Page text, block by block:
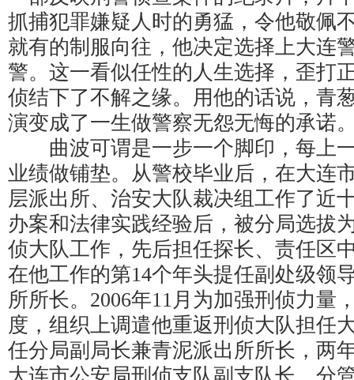
抓捕犯罪嫌疑人时的勇猛，令他敬佩
就有的制服向往，他决定选择上大连
警。这一看似任性的人生选择，歪打
侦结下了不解之缘。用他的话说，青
演变成了一生做警察无怨无悔的承诺
曲波可谓是一步一个脚印，每上
业绩做铺垫。从警校毕业后，在大连
层派出所、治安大队裁决组工作了近
办案和法律实践经验后，被分局选拔
侦大队工作，先后担任探长、责任区
在他工作的第14个年头提任副处级领
所所长。2006年11月为加强刑侦力量
度，组织上调遣他重返刑侦大队担任
任分局副局长兼青泥派出所所长，两